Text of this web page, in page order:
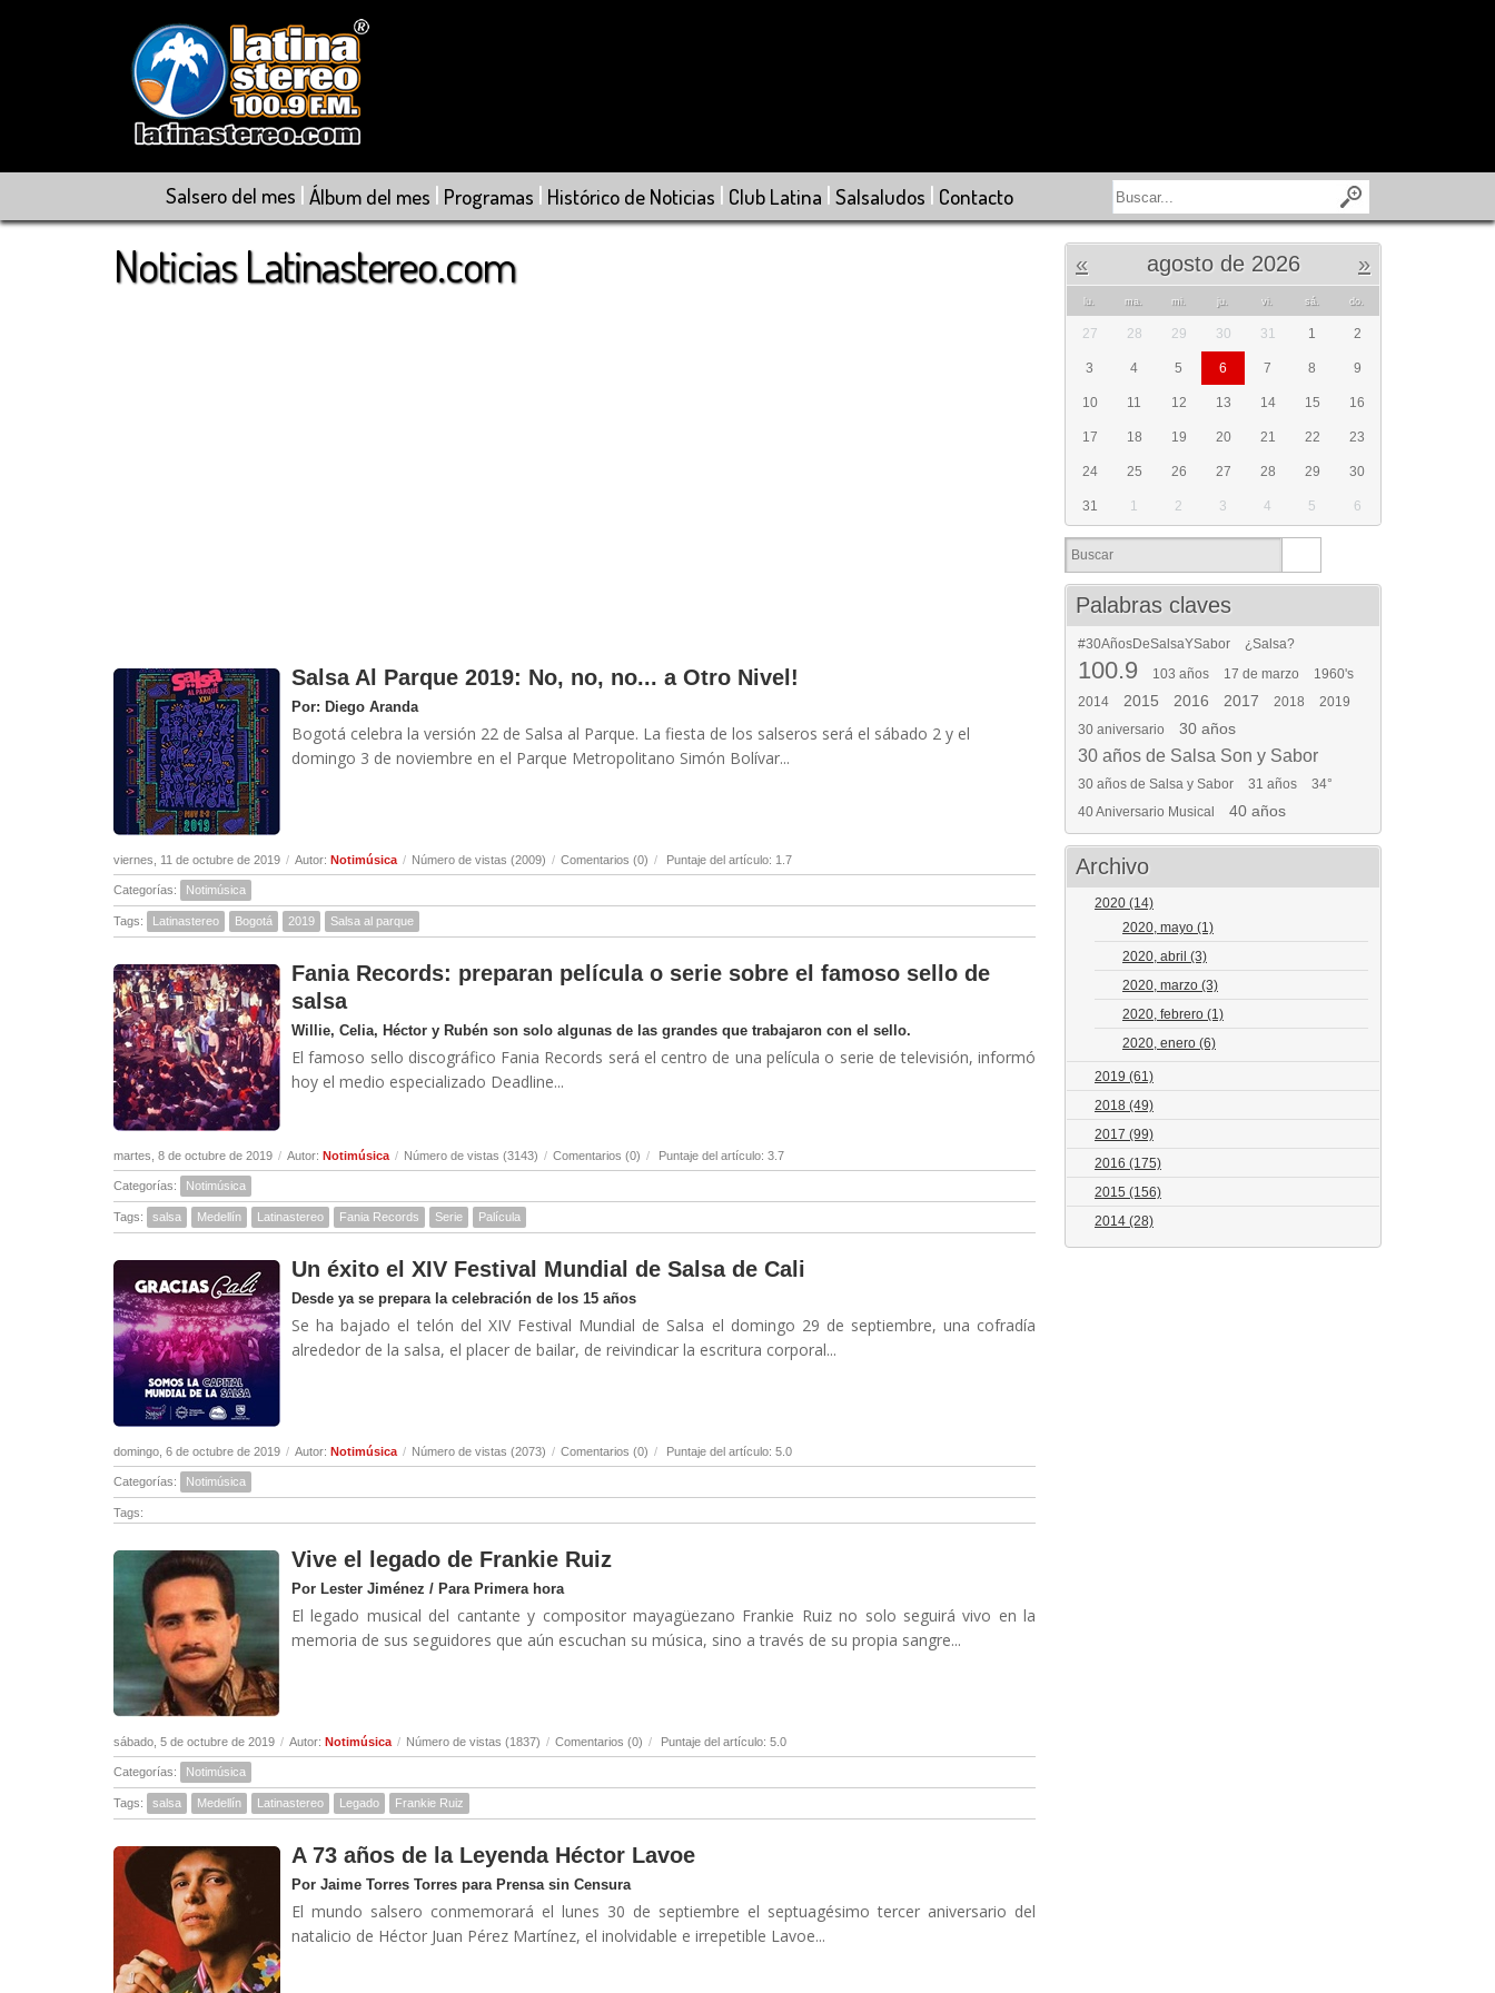
Salsero del mes | Álbum del mes | Programas | Histórico de Noticias | Club Latina | Salsaludos | Contacto
Noticias Latinastereo.com
Salsa Al Parque 2019: No, no, no... a Otro Nivel!
Por: Diego Aranda
Bogotá celebra la versión 22 de Salsa al Parque. La fiesta de los salseros será el sábado 2 y el
domingo 3 de noviembre en el Parque Metropolitano Simón Bolívar...
viernes, 11 de octubre de 2019 / Autor: Notimúsica / Número de vistas (2009) / Comentarios (0) / Puntaje del artículo: 1.7
Categorías: Notimúsica
Tags: Latinastereo Bogotá 2019 Salsa al parque
Fania Records: preparan película o serie sobre el famoso sello de
salsa
Willie, Celia, Héctor y Rubén son solo algunas de las grandes que trabajaron con el sello.
El famoso sello discográfico Fania Records será el centro de una película o serie de televisión, informó
hoy el medio especializado Deadline...
martes, 8 de octubre de 2019 / Autor: Notimúsica / Número de vistas (3143) / Comentarios (0) / Puntaje del artículo: 3.7
Categorías: Notimúsica
Tags: salsa Medellín Latinastereo Fania Records Serie Palícula
Un éxito el XIV Festival Mundial de Salsa de Cali
Desde ya se prepara la celebración de los 15 años
Se ha bajado el telón del XIV Festival Mundial de Salsa el domingo 29 de septiembre, una cofradía
alrededor de la salsa, el placer de bailar, de reivindicar la escritura corporal...
domingo, 6 de octubre de 2019 / Autor: Notimúsica / Número de vistas (2073) / Comentarios (0) / Puntaje del artículo: 5.0
Categorías: Notimúsica
Tags:
Vive el legado de Frankie Ruiz
Por Lester Jiménez / Para Primera hora
El legado musical del cantante y compositor mayagüezano Frankie Ruiz no solo seguirá vivo en la
memoria de sus seguidores que aún escuchan su música, sino a través de su propia sangre...
sábado, 5 de octubre de 2019 / Autor: Notimúsica / Número de vistas (1837) / Comentarios (0) / Puntaje del artículo: 5.0
Categorías: Notimúsica
Tags: salsa Medellín Latinastereo Legado Frankie Ruiz
A 73 años de la Leyenda Héctor Lavoe
Por Jaime Torres Torres para Prensa sin Censura
El mundo salsero conmemorará el lunes 30 de septiembre el septuagésimo tercer aniversario del
natalicio de Héctor Juan Pérez Martínez, el inolvidable e irrepetible Lavoe...
« agosto de 2026 »
lu. ma. mi. ju. vi. sá. do.
27 28 29 30 31 1 2
3 4 5 6 7 8 9
10 11 12 13 14 15 16
17 18 19 20 21 22 23
24 25 26 27 28 29 30
31 1 2 3 4 5 6
Palabras claves
#30AñosDeSalsaYSabor ¿Salsa?
100.9 103 años 17 de marzo
1960's
2014
2015 2016 2017 2018
2019
30 aniversario
30 años
30 años de Salsa Son y Sabor
30 años de Salsa y Sabor 31 años
34°
40 Aniversario Musical
40 años
Archivo
2020 (14)
2020, mayo (1)
2020, abril (3)
2020, marzo (3)
2020, febrero (1)
2020, enero (6)
2019 (61)
2018 (49)
2017 (99)
2016 (175)
2015 (156)
2014 (28)